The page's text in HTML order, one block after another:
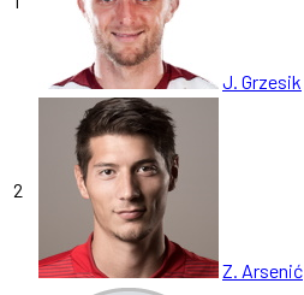
J. Grzesik
2
Z. Arsenić